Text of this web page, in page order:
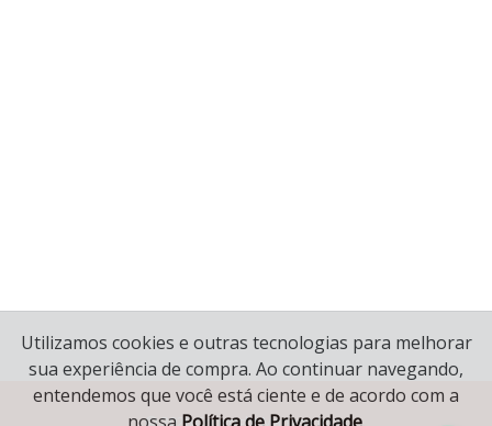
© 2020 Copyright Mariana Joias
Utilizamos cookies e outras tecnologias para melhorar
sua experiência de compra. Ao continuar navegando,
entendemos que você está ciente e de acordo com a